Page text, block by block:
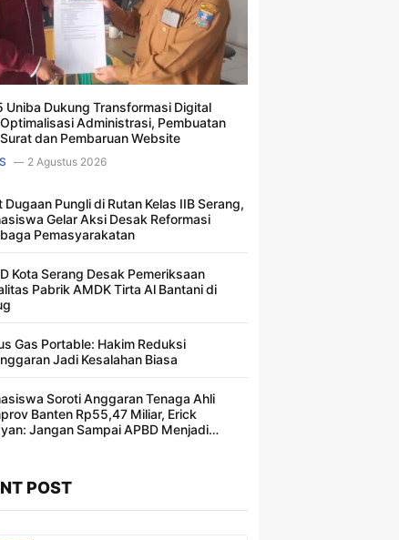
Uniba Dukung Transformasi Digital
Administrasi, Pembuatan
dan Pembaruan Website
2 Agustus 2026
Dugaan Pungli di Rutan Kelas IIB Serang,
Gelar Aksi Desak Reformasi
Pemasyarakatan
Kota Serang Desak Pemeriksaan
Pabrik AMDK Tirta Al Bantani di
Gas Portable: Hakim Reduksi
Jadi Kesalahan Biasa
Soroti Anggaran Tenaga Ahli
Banten Rp55,47 Miliar, Erick
Jangan Sampai APBD Menjadi
POST